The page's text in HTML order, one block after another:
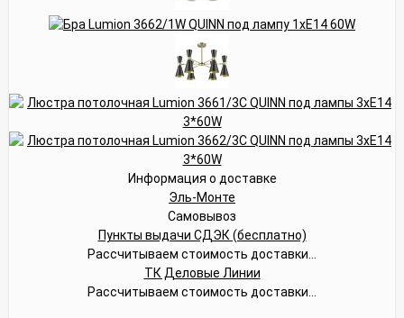
Информация о доставке
Эль-Монте
Самовывоз
Пункты выдачи СДЭК (бесплатно)
Рассчитываем стоимость доставки...
ТК Деловые Линии
Рассчитываем стоимость доставки...